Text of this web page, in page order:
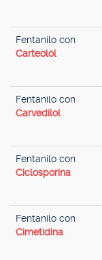
Fentanilo con
Carteolol
Fentanilo con
Carvedilol
Fentanilo con
Ciclosporina
Fentanilo con
Cimetidina